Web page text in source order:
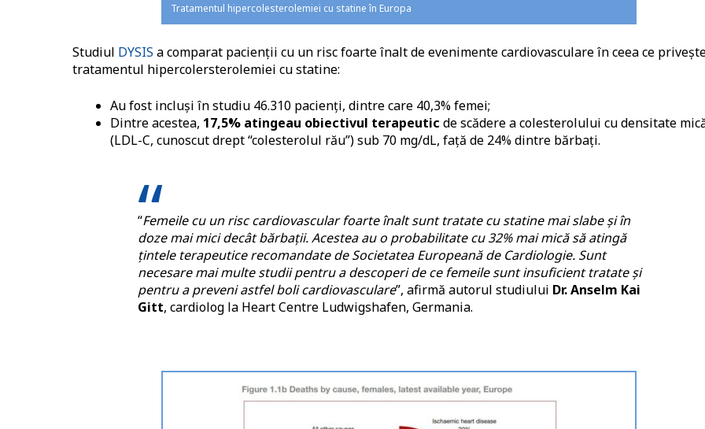
Tratamentul hipercolesterolemiei cu statine în Europa
Studiul DYSIS a comparat pacienții cu un risc foarte înalt de evenimente cardiovasculare în ceea ce
tratamentul hipercolersterolemiei cu statine:
Au fost incluși în studiu 46.310 pacienți, dintre care 40,3% femei;
Dintre acestea, 17,5% atingeau obiectivul terapeutic de scădere a colesterolului cu densitate
(LDL-C, cunoscut drept “colesterolul rău”) sub 70 mg/dL, față de 24% dintre bărbați.
“Femeile cu un risc cardiovascular foarte înalt sunt tratate cu statine mai slabe și în
doze mai mici decât bărbații. Acestea au o probabilitate cu 32% mai mică să atingă
țintele terapeutice recomandate de Societatea Europeană de Cardiologie. Sunt
necesare mai multe studii pentru a descoperi de ce femeile sunt insuficient tratate și
pentru a preveni astfel boli cardiovasculare”, afirmă autorul studiului Dr. Anselm Kai
Gitt, cardiolog la Heart Centre Ludwigshafen, Germania.